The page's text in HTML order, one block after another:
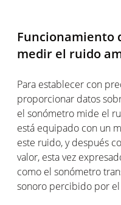
Funcionamiento
medir el ruido
Para establecer con
proporcionar datos
el sonómetro mide el
está equipado con un
este ruido, y después
valor, esta vez
como el sonómetro
sonoro percibido por